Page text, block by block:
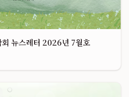
뉴스레터 2026년 7월호